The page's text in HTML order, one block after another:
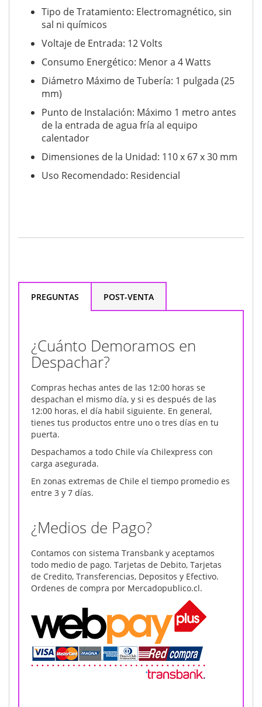
Tipo de Tratamiento: Electromagnético, sin
sal ni químicos
Voltaje de Entrada: 12 Volts
Consumo Energético: Menor a 4 Watts
Diámetro Máximo de Tubería: 1 pulgada (25
mm)
Punto de Instalación: Máximo 1 metro antes
de la entrada de agua fría al equipo
calentador
Dimensiones de la Unidad: 110 x 67 x 30 mm
Uso Recomendado: Residencial
PREGUNTAS POST-VENTA
¿Cuánto Demoramos en
Despachar?
Compras hechas antes de las 12:00 horas se
despachan el mismo día, y si es después de las
12:00 horas, el día habil siguiente. En general,
tienes tus productos entre uno o tres días en tu
puerta.
Despachamos a todo Chile vía Chilexpress con
carga asegurada.
En zonas extremas de Chile el tiempo promedio es
entre 3 y 7 días.
¿Medios de Pago?
Contamos con sistema Transbank y aceptamos
todo medio de pago. Tarjetas de Debito, Tarjetas
de Credito, Transferencias, Depositos y Efectivo.
Ordenes de compra por Mercadopublico.cl.